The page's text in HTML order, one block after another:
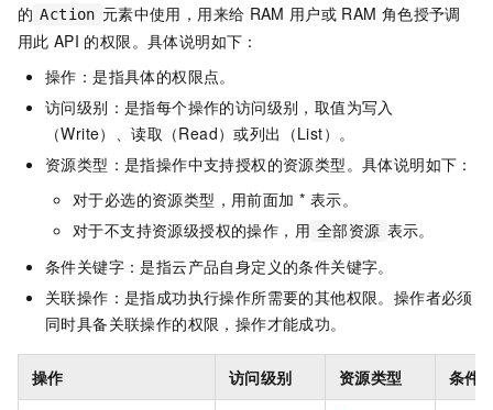
的 Action 元素中使用，用来给 RAM 用户或 RAM 角色授予调
用此 API 的权限。具体说明如下：
操作：是指具体的权限点。
访问级别：是指每个操作的访问级别，取值为写入
（Write）、读取（Read）或列出（List）。
资源类型：是指操作中支持授权的资源类型。具体说明如下：
对于必选的资源类型，用前面加 * 表示。
对于不支持资源级授权的操作，用 全部资源 表示。
条件关键字：是指云产品自身定义的条件关键字。
关联操作：是指成功执行操作所需要的其他权限。操作者必须
同时具备关联操作的权限，操作才能成功。
操作 访问级别 资源类型 条件